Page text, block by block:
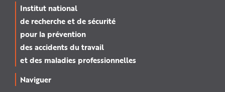
Institut national
de recherche et de sécurité
pour la prévention
des accidents du travail
et des maladies professionnelles
Naviguer